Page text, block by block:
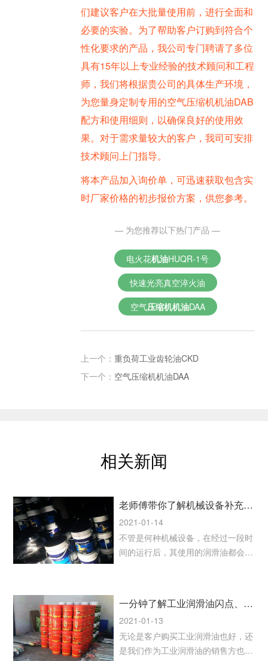
们建议客户在大批量使用前，进行全面和
必要的实验。为了帮助客户订购到符合个
性化要求的产品，我公司专门聘请了多位
具有15年以上专业经验的技术顾问和工程
师，我们将根据贵公司的具体生产环境，
为您量身定制专用的空气压缩机机油DAB
配方和使用细则，以确保良好的使用效
果。对于需求量较大的客户，我司可安排
技术顾问上门指导。
将本产品加入询价单，可迅速获取包含实
时厂家价格的初步报价方案，供您参考。
— 为您推荐以下热门产品 —
电火花机油HUQR-1号
快速光亮真空淬火油
空气压缩机机油DAA
上一个：重负荷工业齿轮油CKD
下一个： 空气压缩机机油DAA
相关新闻
老师傅带你了解机械设备补充和更换润滑油的注意事项
2021-01-14
不管是何种机械设备，在经过一段时
间的运行后，其使用的润滑油都会存
一分钟了解工业润滑油闪点、倾点和粘度指数等的基本定义
2021-01-13
无论是客户购买工业润滑油也好，还
是我们作为工业润滑油的销售方也